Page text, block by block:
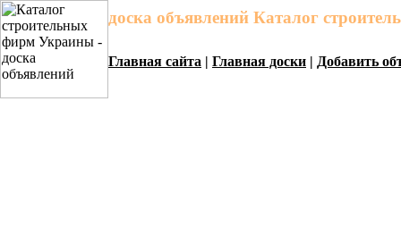
доска объявлений Каталог
Главная сайта | Главная доски | Добавить